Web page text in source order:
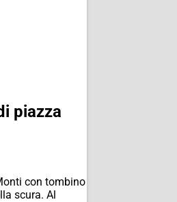
piazza
con tombino
scura. Al